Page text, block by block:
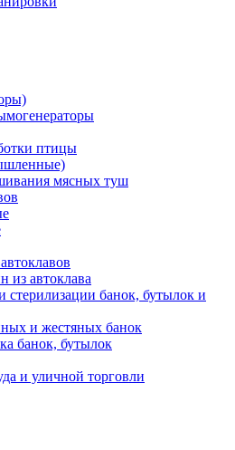
птицы
мясных туш
из автоклава
стерилизации банок, бутылок и
и жестяных банок
банок, бутылок
и уличной торговли